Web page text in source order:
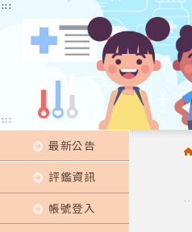
:::
:::
最新公告
評鑑資訊
帳號登入
:::